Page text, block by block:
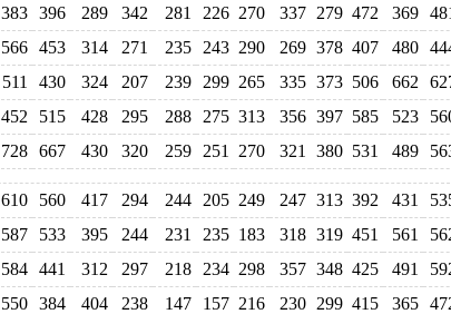
383 396 289 342 281 226 270 337 279 472 369
566 453 314 271 235 243 290 269 378 407 480
511 430 324 207 239 299 265 335 373 506 662
452 515 428 295 288 275 313 356 397 585 523
728 667 430 320 259 251 270 321 380 531 489
610 560 417 294 244 205 249 247 313 392 431
587 533 395 244 231 235 183 318 319 451 561
584 441 312 297 218 234 298 357 348 425 491
550 384 404 238 147 157 216 230 299 415 365